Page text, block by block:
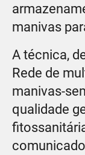
manivas
A técnica,
Rede de
manivas-
qualidade